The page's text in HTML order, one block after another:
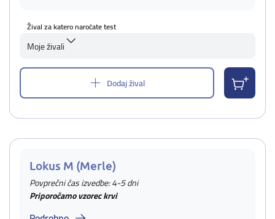
Žival za katero naročate test
Moje živali
Dodaj žival
Lokus M (Merle)
Povprečni čas izvedbe: 4-5 dni
Priporočamo vzorec krvi